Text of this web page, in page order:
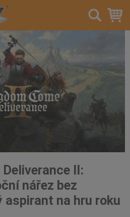
II:
nářez bez
aspirant na hru roku